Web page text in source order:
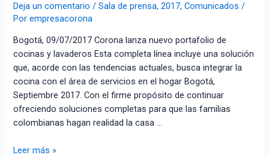
Deja un comentario /Sala de prensa,2017,Comunicados /
Porempresacorona
Bogotá, 09/07/2017 Corona lanza nuevo portafolio de
cocinas y lavaderos Esta completa línea incluye una solución
que, acorde con las tendencias actuales, busca integrar la
cocina con el área de servicios en el hogar Bogotá,
Septiembre 2017. Con el firme propósito de continuar
ofreciendo soluciones completas para que las familias
colombianas hagan realidad la casa …
Leer más »